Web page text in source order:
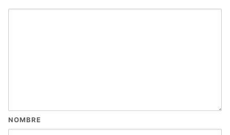
NOMBRE